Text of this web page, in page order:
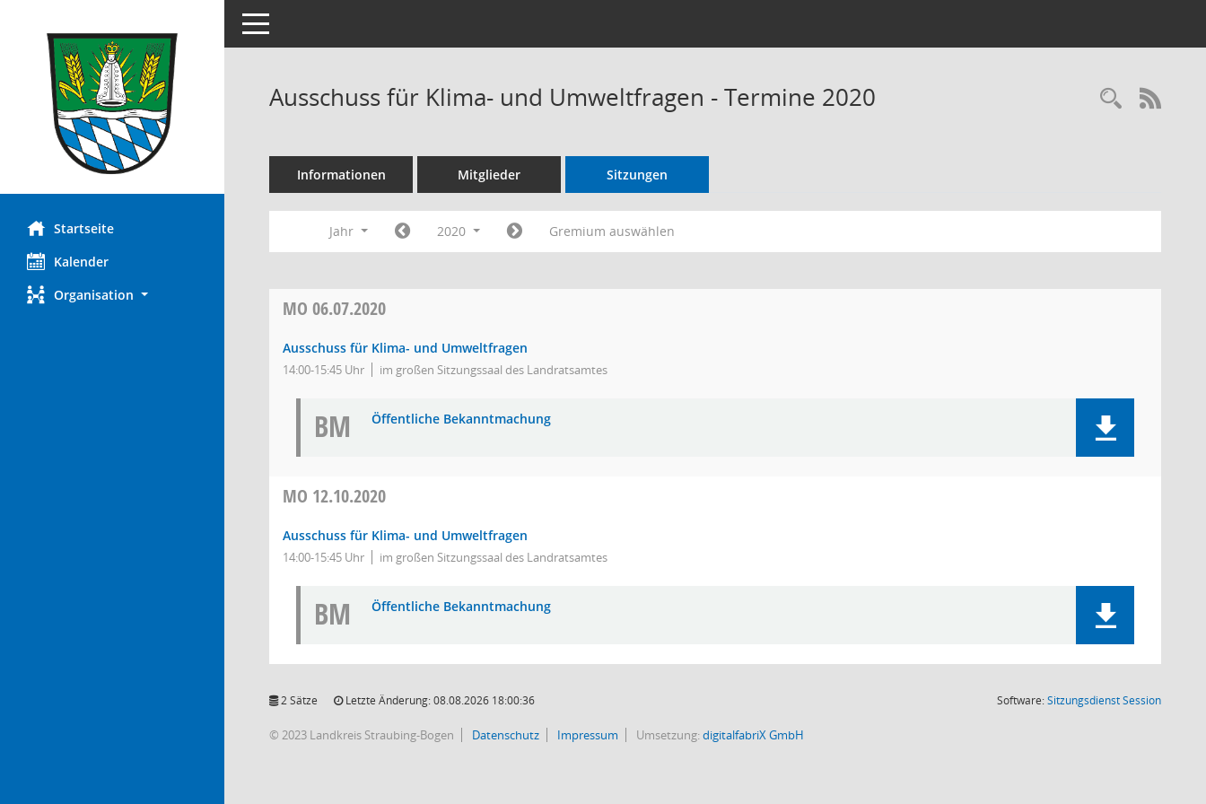
Startseite
Kalender
Organisation
Toggle navigation
Ausschuss für Klima- und Umweltfragen - Termine 2020
Informationen Mitglieder Sitzungen
Jahr 2020 Gremium auswählen
MO 06.07.2020
Ausschuss für Klima- und Umweltfragen
14:00-15:45 Uhr im großen Sitzungssaal des Landratsamtes
BM Öffentliche Bekanntmachung
MO 12.10.2020
Ausschuss für Klima- und Umweltfragen
14:00-15:45 Uhr im großen Sitzungssaal des Landratsamtes
BM Öffentliche Bekanntmachung
2 Sätze Letzte Änderung: 08.08.2026 18:00:36 Software:SitzungsdienstSession(Wird in
© 2023 Landkreis Straubing-Bogen Datenschutz Impressum Umsetzung:digitalfabriX GmbH